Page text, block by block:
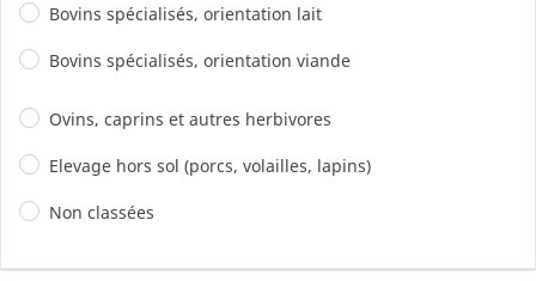
Bovins spécialisés, orientation lait
Bovins spécialisés, orientation viande
Ovins, caprins et autres herbivores
Elevage hors sol (porcs, volailles, lapins)
Non classées